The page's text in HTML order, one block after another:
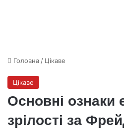
Головна / Цікаве
Цікаве
Основні ознаки
зрілості за